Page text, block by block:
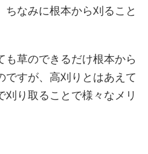
ちなみに根本から刈ること
も草のできるだけ根本から
ですが、高刈りとはあえて
り取ることで様々なメリ